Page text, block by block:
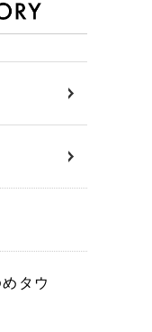
タウ